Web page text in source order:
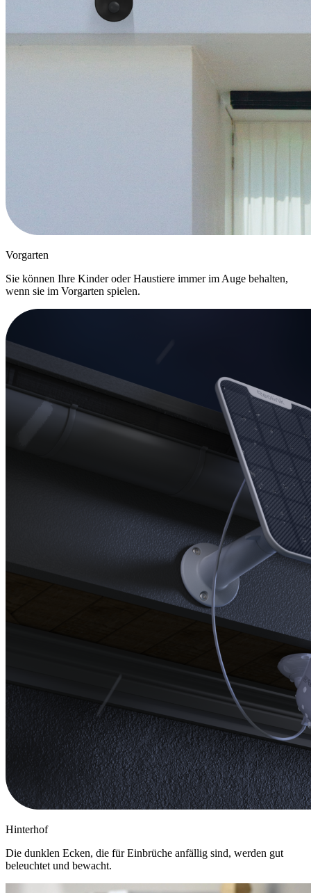
Vorgarten
Sie können Ihre Kinder oder Haustiere immer im Auge behalten,
wenn sie im Vorgarten spielen.
Hinterhof
Die dunklen Ecken, die für Einbrüche anfällig sind, werden gut
beleuchtet und bewacht.